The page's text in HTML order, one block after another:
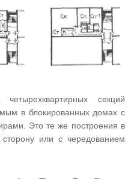
секций
в блокированных домах с
Это те же построения в
или с чередованием